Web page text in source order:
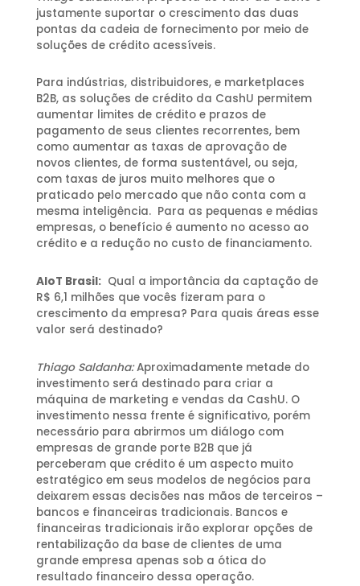
justamente suportar o crescimento das duas
pontas da cadeia de fornecimento por meio de
soluções de crédito acessíveis.
Para indústrias, distribuidores, e marketplaces
B2B, as soluções de crédito da CashU permitem
aumentar limites de crédito e prazos de
pagamento de seus clientes recorrentes, bem
como aumentar as taxas de aprovação de
novos clientes, de forma sustentável, ou seja,
com taxas de juros muito melhores que o
praticado pelo mercado que não conta com a
mesma inteligência. Para as pequenas e médias
empresas, o benefício é aumento no acesso ao
crédito e a redução no custo de financiamento.
AIoT Brasil:Qual a importância da captação de
R$ 6,1 milhões que vocês fizeram para o
crescimento da empresa? Para quais áreas esse
valor será destinado?
Thiago Saldanha:Aproximadamente metade do
investimento será destinado para criar a
máquina de marketing e vendas da CashU. O
investimento nessa frente é significativo, porém
necessário para abrirmos um diálogo com
empresas de grande porte B2B que já
perceberam que crédito é um aspecto muito
estratégico em seus modelos de negócios para
deixarem essas decisões nas mãos de terceiros –
bancos e financeiras tradicionais. Bancos e
financeiras tradicionais irão explorar opções de
rentabilização da base de clientes de uma
grande empresa apenas sob a ótica do
resultado financeiro dessa operação.